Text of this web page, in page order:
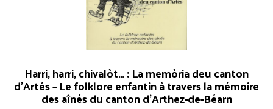
Harri, harri, chivalòt… : La memòria deu canton
d’Artés – Le folklore enfantin à travers la mémoire
des aînés du canton d’Arthez-de-Béarn